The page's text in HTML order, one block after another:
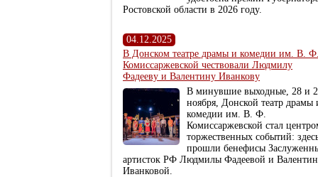
Ростовской области в 2026 году.
04.12.2025
В Донском театре драмы и комедии им. В. Ф.
Комиссаржевской чествовали Людмилу
Фадееву и Валентину Иванкову
В минувшие выходные, 28 и
ноября, Донской театр драмы
комедии им. В. Ф.
Комиссаржевской стал
торжественных событий:
прошли бенефисы
артисток РФ Людмилы Фадеевой и
Иванковой.